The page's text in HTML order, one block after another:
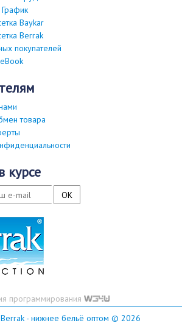
Baykar
Berrak
покупателей
товара
курсе
программирования
- нижнее бельё оптом © 2026